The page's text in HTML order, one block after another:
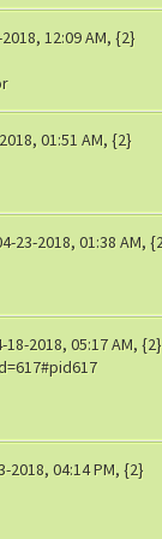
12:09 AM, {2}
01:51 AM, {2}
23-2018, 01:38 AM,
2018, 05:17 AM, {2}
2018, 04:14 PM, {2}